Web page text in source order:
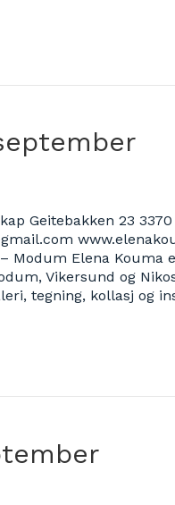
Geitebakken 23 3370
Modum Elena Kouma
Vikersund og
tegning, kollasj og